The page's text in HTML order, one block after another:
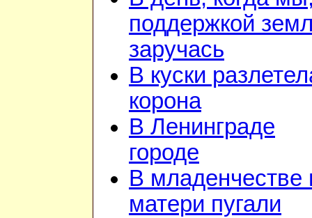
поддержкой
заручась
В куски
корона
В Ленинграде
городе
В младенчестве
матери пугали